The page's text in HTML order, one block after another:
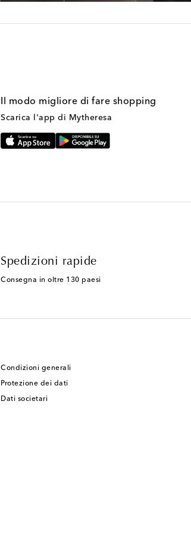
Il modo migliore di fare shopping
Scarica l'app di Mytheresa
Spedizioni rapide
Consegna in oltre 130 paesi
Condizioni generali
Protezione dei dati
Dati societari